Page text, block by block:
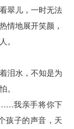
翠儿，一时无法
情地展开笑颜，
。
泪水，不知是为
。
我亲手将你下
孩子的声音，天